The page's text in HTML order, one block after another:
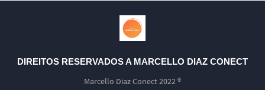
DIREITOS RESERVADOS A MARCELLO DIAZ CONECT
Marcello Diaz Conect 2022 ®